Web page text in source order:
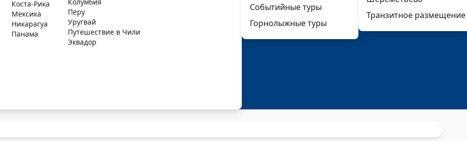
Коста-Рика
Мексика
Никарагуа
Панама
Перу
Уругвай
Путешествие в Чили
Эквадор
Событийные туры
Горнолыжные туры
Транзитное размещение